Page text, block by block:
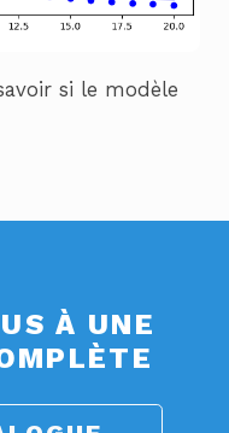
si le modèle
À UNE